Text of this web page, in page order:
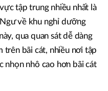
tập trung nhiều nhất là
về khu nghỉ dưỡng
qua quan sát dễ dàng
trên bãi cát, nhiều nơi tập
nhọn nhô cao hơn bãi cát